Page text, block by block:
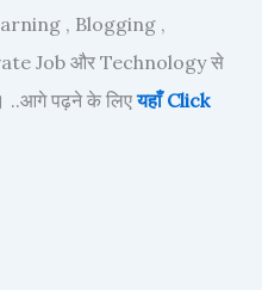
, Blogging ,
Job और Technology से
..आगे पढ़ने के लिए यहाँ Click